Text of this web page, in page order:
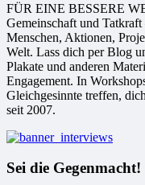
FÜR EINE BESSERE
Gemeinschaft und
Menschen, Aktionen,
Welt. Lass dich per Blog
Plakate und anderen
Engagement. In
Gleichgesinnte treffen,
seit 2007.
Sei die Gegenmacht!